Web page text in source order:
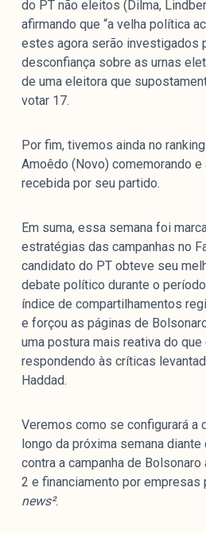
do PT não eleitos (Dilma,
afirmando que “a velha política
estes agora serão investigados
desconfiança sobre as urnas
de uma eleitora que
votar 17.
Por fim, tivemos ainda no
Amoêdo (Novo) comemorando
recebida por seu partido.
Em suma, essa semana foi
estratégias das campanhas no
candidato do PT obteve seu
debate político durante o
índice de compartilhamentos
e forçou as páginas de
uma postura mais reativa do
respondendo às críticas
Haddad.
Veremos como se configurará a
longo da próxima semana diante
contra a campanha de
2 e financiamento por empresas
news².